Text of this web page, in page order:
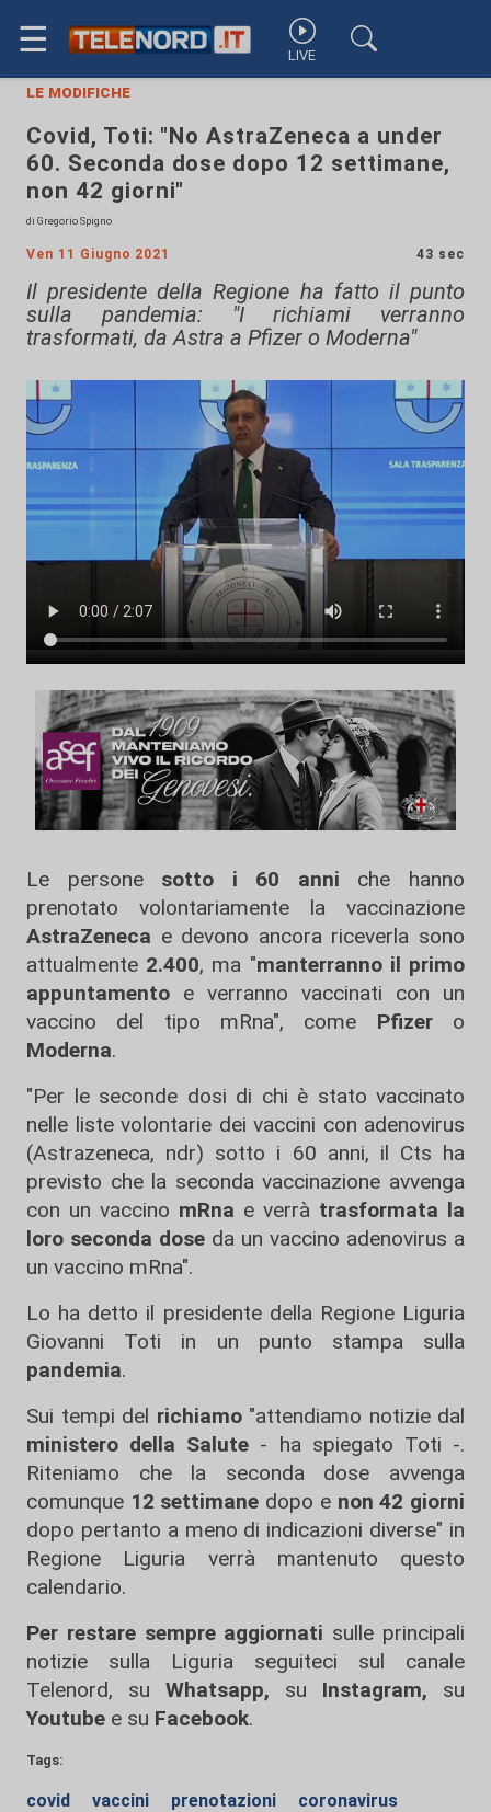
☰ LIVE
le modifiche
Covid, Toti: "No AstraZeneca a under
60. Seconda dose dopo 12 settimane,
non 42 giorni"
di Gregorio Spigno
Ven 11 Giugno 2021 43 sec
Il presidente della Regione ha fatto il punto
sulla pandemia: "I richiami verranno
trasformati, da Astra a Pfizer o Moderna"
Le personesotto i 60 anni che hanno
prenotato volontariamente la vaccinazione
AstraZeneca e devono ancora riceverla sono
attualmente 2.400, ma "manterranno il primo
appuntamento e verranno vaccinati con un
vaccino del tipo mRna", come Pfizero
Moderna.
"Per le seconde dosi di chi è stato vaccinato
nelle liste volontarie dei vaccini con adenovirus
(Astrazeneca, ndr) sotto i 60 anni, il Cts ha
previsto che la seconda vaccinazione avvenga
con un vaccino mRna e verrà trasformata la
loro seconda dose da un vaccino adenovirus a
un vaccino mRna".
Lo ha detto il presidente della Regione Liguria
Giovanni Toti in un punto stampa sulla
pandemia.
Sui tempi del richiamo"attendiamo notizie dal
ministero della Salute - ha spiegato Toti -.
Riteniamo che la seconda dose avvenga
comunque 12 settimane dopo e non 42 giorni
dopo pertanto a meno di indicazioni diverse" in
Regione Liguria verrà mantenuto questo
calendario.
Per restare sempre aggiornati sulle principali
notizie sulla Liguria seguiteci sul canale
Telenord, su
Whatsapp, su Instagram, su
Youtube e su Facebook.
Tags:
covid vaccini prenotazioni
coronavirus